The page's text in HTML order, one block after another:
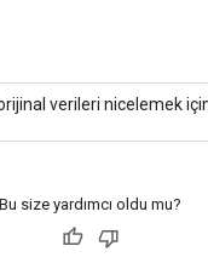
verileri nicelemek
Bu size yardımcı oldu mu?